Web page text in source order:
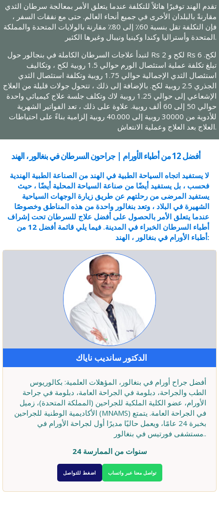
تقدم الهند توفيرًا هائلاً للتكلفة عندما يتعلق الأمر بمعالجة سرطان الثدي
مقارنةً بالبلدان الأخرى في جميع أنحاء العالم. حتى مع نفقات السفر ،
فإن التكلفة تقل بنسبة 60٪ إلى 80٪ مقارنة بالولايات المتحدة والمملكة
المتحدة وأستراليا وكندا وكينيا ونيبال وغيرها الكثير.
لتبدأ علاجات السرطان الكاملة في بنجالور حول Rs 2 لكح و Rs 6 لكح.
تبلغ تكلفة عملية استئصال الورم حوالي 1.5 روبية لكح ، وتكاليف
استئصال الثدي الإجمالية حوالي 1.75 روبية وتكلفة استئصال الثدي
الجذري 2.5 روبية لكح. بالإضافة إلى ذلك ، تتحول جولات قليلة من العلاج
الإشعاعي إلى حوالي 1.25 روبية لاك وتكلف جلسة علاج كيميائي واحدة
حوالي 50 إلى 60 ألف روبية. علاوة على ذلك ، تعد الفواتير الشهرية
للأدوية من 30000 روبية إلى 40.000 روبية إلزامية بناءً على احتياطات
العلاج بعد العلاج وعملية الانتعاش.
أفضل 12 من أطباء الأورام | جراحون السرطان في بنغالور ، الهند
لا يستفيد اتجاه السياحة الطبية في الهند من الصناعة الطبية الهندية
فحسب ، بل يستفيد أيضًا من صناعة السياحة المحلية أيضًا ، حيث
يستفيد المرضى من رحلتهم عن طريق زيارة الوجهات السياحية
الشهيرة في البلاد ، وتعد بنغالور واحدة من هذه المناطق وخصوصًا
عندما يتعلق الأمر بالحصول على أفضل علاج للسرطان تحت إشراف
أطباء السرطان الخبراء في المدينة.
فيما يلي قائمة أفضل 12 من
أطباء الأورام في بنغالور ، الهند:
الدكتور سانديب ناياك
أفضل جراح أورام في بنغالور، المؤهلات العلمية: بكالوريوس
الطب والجراحة، دبلومة في الجراحة العامة، دبلومة في جراحة
الأورام، عضو الكلية الملكية للجراحين (المملكة المتحدة)، زميل
الأكاديمية الوطنية للجراحين (MNAMS) في الجراحة العامة. يتمتع
بخبرة 24 عامًا، ويعمل حاليًا مديرًا أول لجراحة الأورام في
مستشفى فورتيس في بنغالور..
24 سنوات من الممارسة
اضغط للتواصل تواصل معنا عبر واتساب